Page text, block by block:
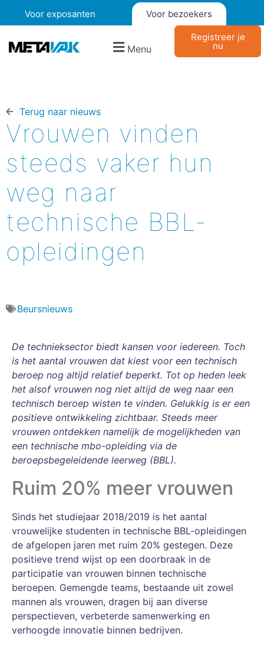
Voor exposanten Voor bezoekers
Menu
Registreer je
nu
Terug naar nieuws​
Vrouwen vinden
steeds vaker hun
weg naar
technische BBL-
opleidingen
Beursnieuws
De technieksector biedt kansen voor iedereen. Toch
is het aantal vrouwen dat kiest voor een technisch
beroep nog altijd relatief beperkt. Tot op heden leek
het alsof vrouwen nog niet altijd de weg naar een
technisch beroep wisten te vinden. Gelukkig is er een
positieve ontwikkeling zichtbaar. Steeds meer
vrouwen ontdekken namelijk de mogelijkheden van
een technische mbo-opleiding via de
beroepsbegeleidende leerweg (BBL).
Ruim 20% meer vrouwen
Sinds het studiejaar 2018/2019 is het aantal
vrouwelijke studenten in technische BBL-opleidingen
de afgelopen jaren met ruim 20% gestegen. Deze
positieve trend wijst op een doorbraak in de
participatie van vrouwen binnen technische
beroepen. Gemengde teams, bestaande uit zowel
mannen als vrouwen, dragen bij aan diverse
perspectieven, verbeterde samenwerking en
verhoogde innovatie binnen bedrijven.